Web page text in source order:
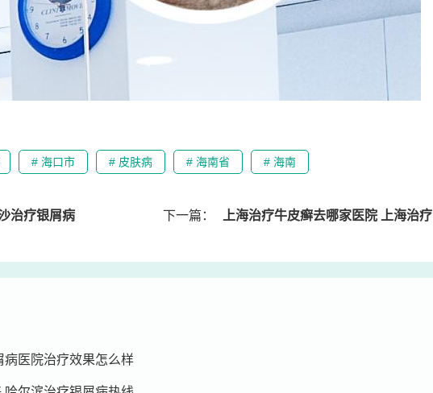
# 海口市 # 皮肤病 # 海南省 # 海南
治疗银屑病 下一篇： 上海治疗牛皮癣去哪家医院 上海治疗牛皮病癣的医院
医院治疗效果怎么样